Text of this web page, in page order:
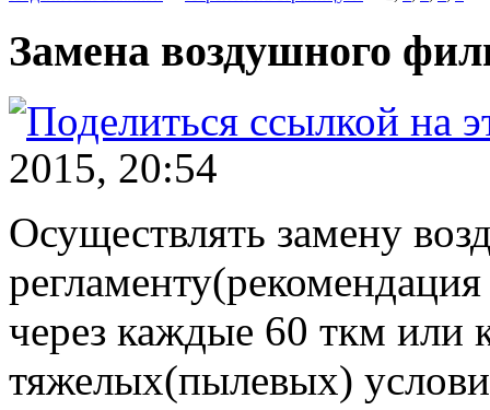
Замена воздушного
2015, 20:54
Осуществлять замену
через каждые 60 ткм или
тяжелых(пылевых)